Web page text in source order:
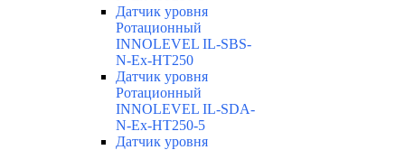
Датчик уровня
Ротационный
INNOLEVEL IL-SBS-
N-Ex-HT250
Датчик уровня
Ротационный
INNOLEVEL IL-SDA-
N-Ex-HT250-5
Датчик уровня